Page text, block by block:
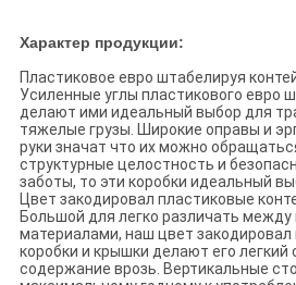
Характер продукции:
Пластиковое евро штабелируя
Усиленные углы пластикового евро
делают ими идеальный выбор для
тяжелые грузы. Широкие оправы и
руки значат что их можно
структурные целостность и
заботы, то эти коробки идеальный
Цвет закодировал пластиковые
Большой для легко различать
материалами, наш цвет
коробки и крышки делают его легкий
содержание врозь. Вертикальные